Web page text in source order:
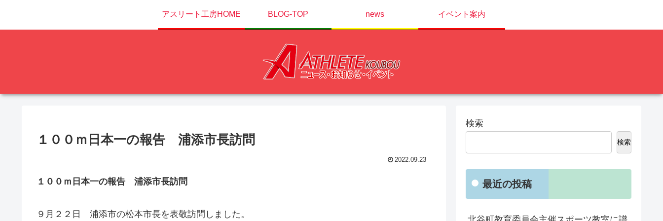
アスリート工房HOME BLOG-TOP news イベント案内
１００ｍ日本一の報告 浦添市長訪問
2022.09.23
１００ｍ日本一の報告 浦添市長訪問
９月２２日 浦添市の松本市長を表敬訪問しました。
検索
検索
最近の投稿